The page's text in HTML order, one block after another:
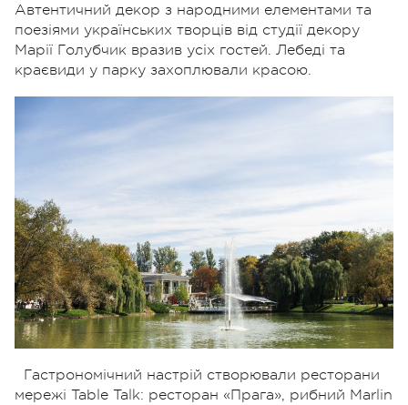
Автентичний декор з народними елементами та
поезіями українських творців від студії декору
Марії Голубчик вразив усіх гостей. Лебеді та
краєвиди у парку захоплювали красою.
Гастрономічний настрій створювали ресторани
мережі Table Talk: ресторан «Прага», рибний Marlin